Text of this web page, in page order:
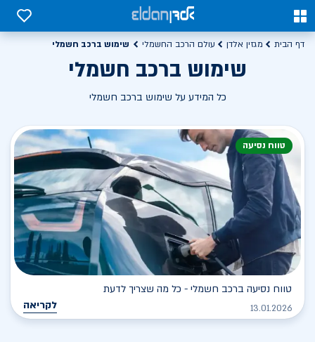
0
0
דף הבית מגזין אלדן עולם הרכב החשמלי שימוש ברכב חשמלי
שימוש ברכב חשמלי
כל המידע על שימוש ברכב חשמלי
טווח נסיעה
טווח נסיעה ברכב חשמלי - כל מה שצריך לדעת
13.01.2026 לקריאה